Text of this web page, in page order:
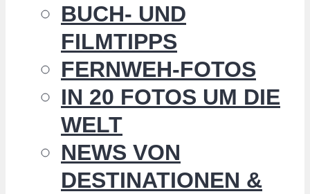
BUCH- UND
FILMTIPPS
FERNWEH-FOTOS
IN 20 FOTOS UM DIE
WELT
NEWS VON
DESTINATIONEN &